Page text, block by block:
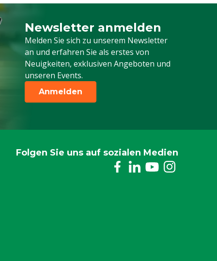
Newsletter anmelden
Melden Sie sich zu unserem Newsletter
an und erfahren Sie als erstes von
Neuigkeiten, exklusiven Angeboten und
unseren Events.
Melden Sie sich für unseren Newsletter
Anmelden
Folgen Sie uns auf sozialen Medien